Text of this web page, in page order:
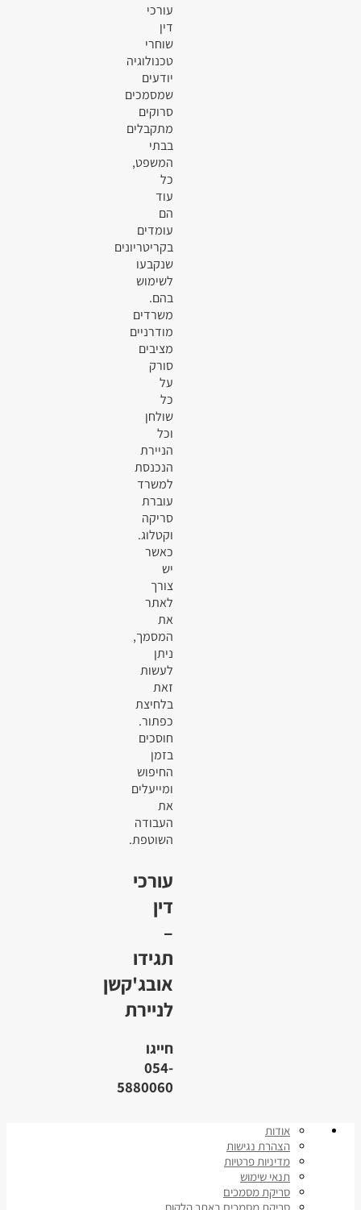
עורכי
דין
שוחרי
טכנולוגיה
יודעים
שמסמכים
סרוקים
מתקבלים
בבתי
המשפט,
כל
עוד
הם
עומדים
בקריטריונים
שנקבעו
לשימוש
בהם.
משרדים
מודרניים
מציבים
סורק
על
כל
שולחן
וכל
הניירת
הנכנסת
למשרד
עוברת
סריקה
וקטלוג.
כאשר
יש
צורך
לאתר
את
המסמך,
ניתן
לעשות
זאת
בלחיצת
כפתור.
חוסכים
בזמן
החיפוש
ומייעלים
את
העבודה
השוטפת.
עורכי
דין
–
תגידו
אובג'קשן
לניירת
חייגו
054-
5880060
אודות
הצהרת נגישות
מדיניות פרטיות
תנאי שימוש
סריקת מסמכים